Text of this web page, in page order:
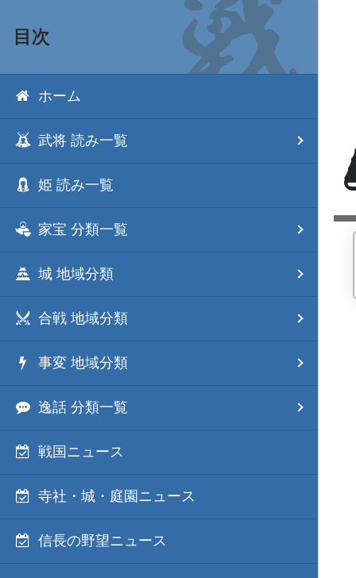
目次
ホーム
武将 読み一覧
姫 読み一覧
家宝 分類一覧
城 地域分類
合戦 地域分類
事変 地域分類
逸話 分類一覧
戦国ニュース
寺社・城・庭園ニュース
信長の野望ニュース